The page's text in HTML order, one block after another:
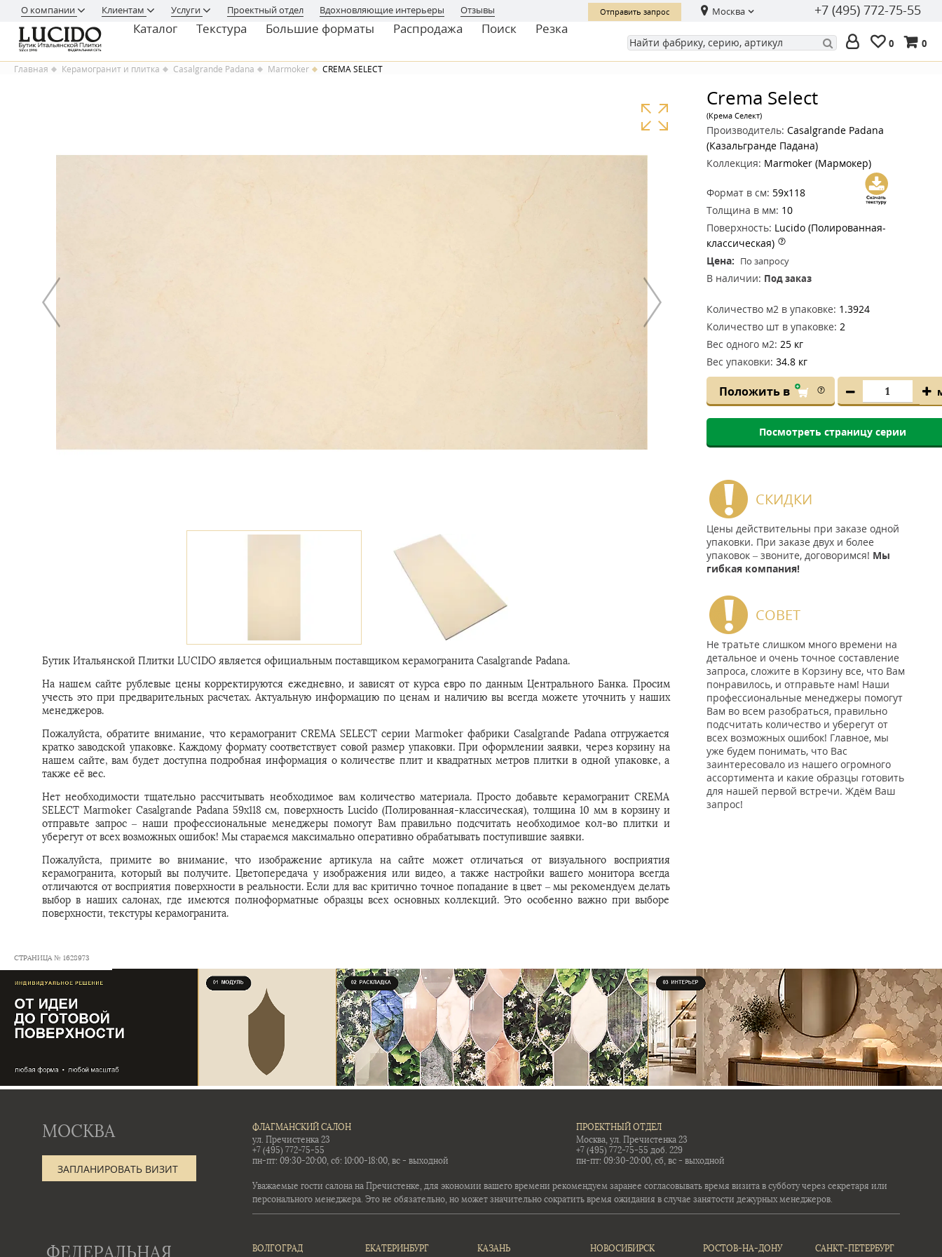
О компании Клиентам Услуги Проектный отдел Вдохновляющие интерьеры Отзывы Отправить запрос Москва +7 (495) 772-75-55
Каталог Текстура Большие форматы Распродажа Поиск Резка
0 0
Главная Керамогранит и плитка Casalgrande Padana Marmoker CREMA SELECT
Бутик Итальянской Плитки LUCIDO является официальным поставщиком керамогранита Casalgrande Padana.
На нашем сайте рублевые цены корректируются ежедневно, и зависят от курса евро по данным Центрального Банка. Просим
учесть это при предварительных расчетах. Актуальную информацию по ценам и наличию вы всегда можете уточнить у наших
менеджеров.
Пожалуйста, обратите внимание, что керамогранит CREMA SELECT серии Marmoker фабрики Casalgrande Padana отгружается
кратко заводской упаковке. Каждому формату соответствует совой размер упаковки. При оформлении заявки, через корзину на
нашем сайте, вам будет доступна подробная информация о количестве плит и квадратных метров плитки в одной упаковке, а
также её вес.
Нет необходимости тщательно рассчитывать необходимое вам количество материала. Просто добавьте керамогранит CREMA
SELECT Marmoker Casalgrande Padana 59x118 см, поверхность Lucido (Полированная-классическая), толщина 10 мм в корзину и
отправьте запрос – наши профессиональные менеджеры помогут Вам правильно подсчитать необходимое кол-во плитки и
уберегут от всех возможных ошибок! Мы стараемся максимально оперативно обрабатывать поступившие заявки.
Пожалуйста, примите во внимание, что изображение артикула на сайте может отличаться от визуального восприятия
керамогранита, который вы получите. Цветопередача у изображения или видео, а также настройки вашего монитора всегда
отличаются от восприятия поверхности в реальности. Если для вас критично точное попадание в цвет – мы рекомендуем делать
выбор в наших салонах, где имеются полноформатные образцы всех основных коллекций. Это особенно важно при выборе
поверхности, текстуры керамогранита.
Crema Select
(Крема Селект)
Производитель: Casalgrande Padana
(Казальгранде Падана)
Коллекция: Marmoker (Мармокер)
Формат в см: 59x118
Толщина в мм: 10
Поверхность: Lucido (Полированная-
классическая)
Цена: По запросу
В наличии: Под заказ
Количество м2 в упаковке: 1.3924
Количество шт в упаковке: 2
Вес одного м2: 25 кг
Вес упаковки: 34.8 кг
Положить в
Посмотреть страницу серии
СКИДКИ
Цены действительны при заказе одной
упаковки. При заказе двух и более
упаковок – звоните, договоримся! Мы
гибкая компания!
СОВЕТ
Не тратьте слишком много времени на
детальное и очень точное составление
запроса, сложите в Корзину все, что Вам
понравилось, и отправьте нам! Наши
профессиональные менеджеры помогут
Вам во всем разобраться, правильно
подсчитать количество и уберегут от
всех возможных ошибок! Главное, мы
уже будем понимать, что Вас
заинтересовало из нашего огромного
ассортимента и какие образцы готовить
для нашей первой встречи. Ждём Ваш
запрос!
СТРАНИЦА № 1628973
МОСКВА
ЗАПЛАНИРОВАТЬ ВИЗИТ
ФЛАГМАНСКИЙ САЛОН
ул. Пречистенка 23
+7 (495) 772-75-55
пн-пт: 09:30-20:00, сб: 10:00-18:00, вс - выходной
ПРОЕКТНЫЙ ОТДЕЛ
Москва, ул. Пречистенка 23
+7 (495) 772-75-55 доб. 229
пн-пт: 09:30-20:00, сб, вс - выходной
Уважаемые гости салона на Пречистенке, для экономии вашего времени рекомендуем заранее согласовывать время визита в субботу через секретаря или
персонального менеджера. Это не обязательно, но может значительно сократить время ожидания в случае занятости дежурных менеджеров.
ФЕДЕРАЛЬНАЯ ВОЛГОГРАД ЕКАТЕРИНБУРГ КАЗАНЬ НОВОСИБИРСК РОСТОВ-НА-ДОНУ САНКТ-ПЕТЕРБУРГ